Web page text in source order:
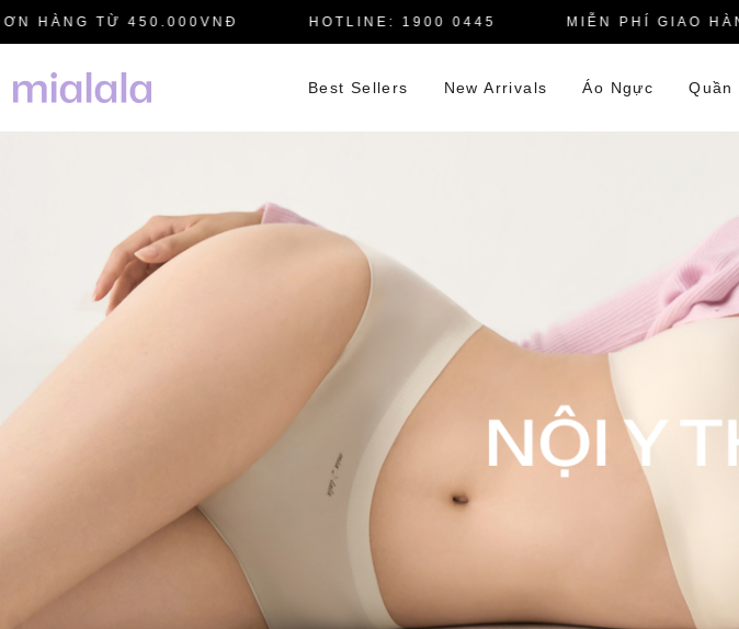
TỪ 450.000VNĐ HOTLINE: 1900 0445 MIỄN PHÍ GIAO HÀNG
Best Sellers New Arrivals Áo Ngực Quần